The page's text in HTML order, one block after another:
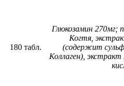
180 табл.
Глюкозамин 270мг;
Когтя,
(содержит
Коллаген),